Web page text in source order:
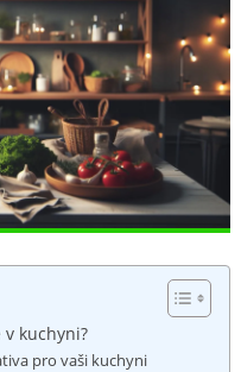
kuchyni?
pro vaši kuchyni